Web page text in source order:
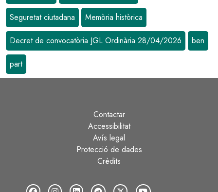
Seguretat ciutadana Memòria històrica
Decret de convocatòria JGL Ordinària 28/04/2026 ben
part
Contactar
Accessibilitat
Avís legal
Protecció de dades
Crèdits